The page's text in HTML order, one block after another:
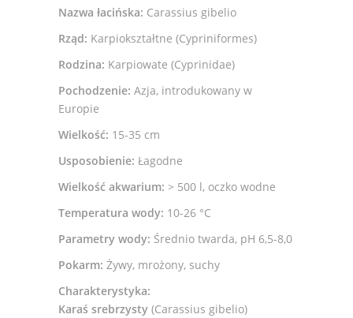
Nazwa łacińska: Carassius gibelio
Rząd: Karpiokształtne (Cypriniformes)
Rodzina: Karpiowate (Cyprinidae)
Pochodzenie: Azja, introdukowany w
Europie
Wielkość: 15-35 cm
Usposobienie: Łagodne
Wielkość akwarium: > 500 l, oczko wodne
Temperatura wody: 10-26 °C
Parametry wody: Średnio twarda, pH 6,5-8,0
Pokarm: Żywy, mrożony, suchy
Charakterystyka:
Karaś srebrzysty (Carassius gibelio)